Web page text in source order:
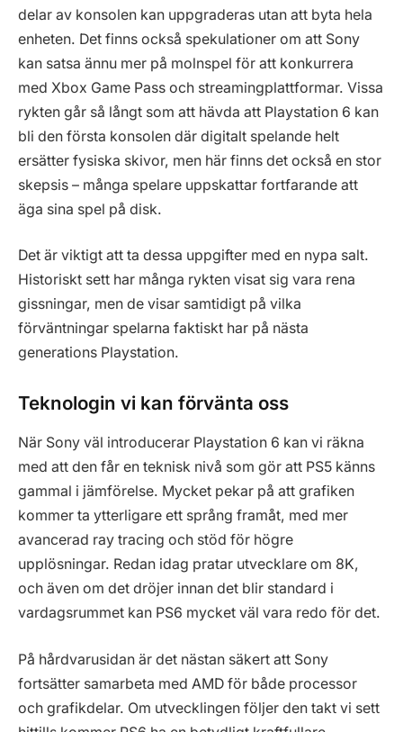
delar av konsolen kan uppgraderas utan att byta hela
enheten. Det finns också spekulationer om att Sony
kan satsa ännu mer på molnspel för att konkurrera
med Xbox Game Pass och streamingplattformar. Vissa
rykten går så långt som att hävda att Playstation 6 kan
bli den första konsolen där digitalt spelande helt
ersätter fysiska skivor, men här finns det också en stor
skepsis – många spelare uppskattar fortfarande att
äga sina spel på disk.
Det är viktigt att ta dessa uppgifter med en nypa salt.
Historiskt sett har många rykten visat sig vara rena
gissningar, men de visar samtidigt på vilka
förväntningar spelarna faktiskt har på nästa
generations Playstation.
Teknologin vi kan förvänta oss
När Sony väl introducerar Playstation 6 kan vi räkna
med att den får en teknisk nivå som gör att PS5 känns
gammal i jämförelse. Mycket pekar på att grafiken
kommer ta ytterligare ett språng framåt, med mer
avancerad ray tracing och stöd för högre
upplösningar. Redan idag pratar utvecklare om 8K,
och även om det dröjer innan det blir standard i
vardagsrummet kan PS6 mycket väl vara redo för det.
På hårdvarusidan är det nästan säkert att Sony
fortsätter samarbeta med AMD för både processor
och grafikdelar. Om utvecklingen följer den takt vi sett